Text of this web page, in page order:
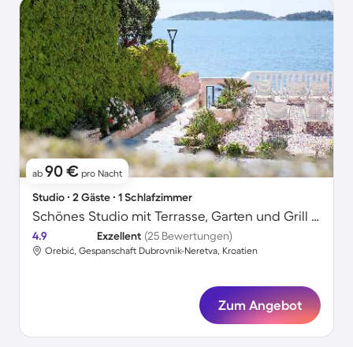
ab 90 € pro Nacht
Studio ∙ 2 Gäste ∙ 1 Schlafzimmer
Schönes Studio mit Terrasse, Garten und Grill | Meerblick | Strand in der Nähe
4.9 Exzellent (25 Bewertungen)
Orebić, Gespanschaft Dubrovnik-Neretva, Kroatien
Zum Angebot